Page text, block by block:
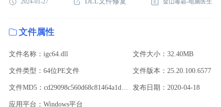
文件属性
文件名称：igc64.dll 文件大小：32.40MB
文件类型：64位PE文件 文件版本：25.20.100.6577
文件MD5：cd29098c560d68c81464a1d65771969b 发布日期：2020-04-18
应用平台：Windows平台